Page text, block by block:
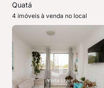
Quatá
4 imóveis à venda no local